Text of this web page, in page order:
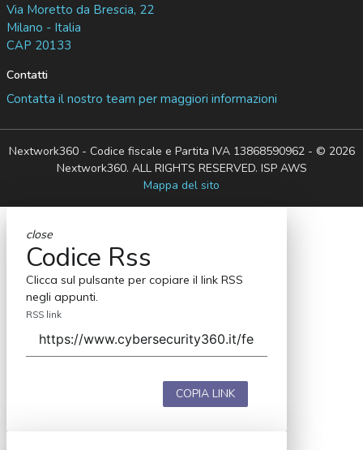
Via Moretto da Brescia, 22
Milano - Italia
CAP 20133
Contatti
Contatta il nostro team per maggiori informazioni
Nextwork360 - Codice fiscale e Partita IVA 13868590962 - © 2026
Nextwork360. ALL RIGHTS RESERVED. ISP AWS
Mappa del sito
close
Codice Rss
Clicca sul pulsante per copiare il link RSS
negli appunti.
RSS link
COPIA LINK